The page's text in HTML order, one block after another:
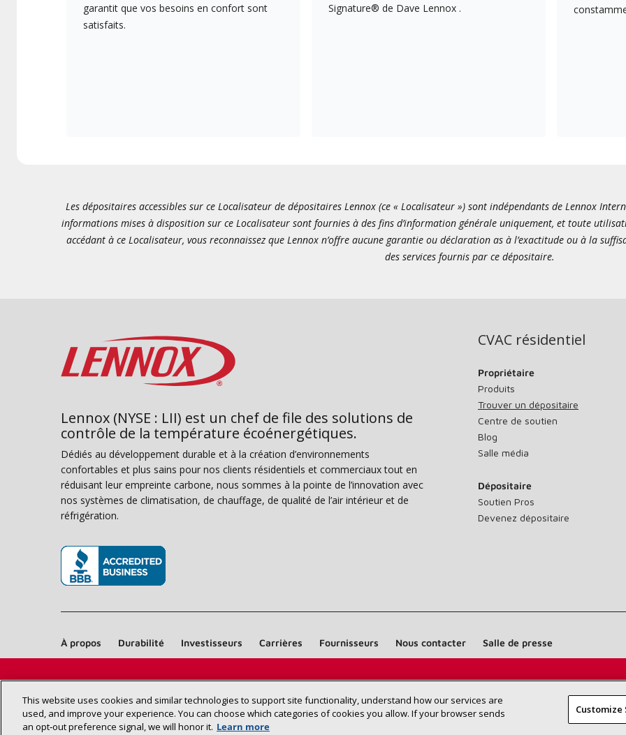
garantit que vos besoins en confort sont
satisfaits.
Signature® de Dave Lennox .
Les dépositaires accessibles sur ce Localisateur de dépositaires Lennox (ce « Localisateur ») sont indépendants de Lennox
informations mises à disposition sur ce Localisateur sont fournies à des fins d’information générale uniquement, et toute
accédant à ce Localisateur, vous reconnaissez que Lennox n’offre aucune garantie ou déclaration as à l’exactitude ou à la
des services fournis par ce dépositaire.
Trouvez un dépositaire Lennox près
de chez vous
Lennox (NYSE : LII) est un chef de file des solutions de
contrôle de la température écoénergétiques.
Dédiés au développement durable et à la création d’environnements
confortables et plus sains pour nos clients résidentiels et commerciaux tout en
réduisant leur empreinte carbone, nous sommes à la pointe de l’innovation avec
nos systèmes de climatisation, de chauffage, de qualité de l’air intérieur et de
réfrigération.
CVAC résidentiel
Propriétaire
Produits
Trouver un dépositaire
Centre de soutien
Blog
Salle média
Dépositaire
Soutien Pros
Devenez dépositaire
À propos Durabilité Investisseurs Carrières Fournisseurs Nous contacter Salle de presse
Déclaration
This website uses cookies and similar technologies to support site functionality, understand how our services are
used, and improve your experience. You can choose which categories of cookies you allow. If your browser sends
an opt‑out preference signal, we will honor it. Learn more